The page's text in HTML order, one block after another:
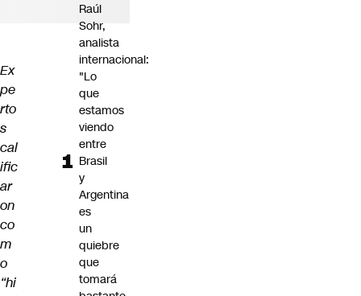
Ex
pe
rto
s
cal
ific
ar
on
co
m
o
“hi
Raúl
Sohr,
analista
internacional:
"Lo
que
estamos
viendo
entre
Brasil
y
Argentina
es
un
quiebre
que
tomará